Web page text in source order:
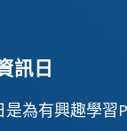
訊日
是為有興趣學